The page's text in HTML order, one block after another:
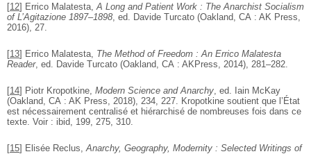
[12] Errico Malatesta,A Long and Patient Work : The Anarchist Socialism
of L’Agitazione 1897–1898, ed. Davide Turcato (Oakland, CA : AK Press,
2016), 27.
[13] Errico Malatesta, The Method of Freedom : An Errico Malatesta
Reader, ed. Davide Turcato (Oakland, CA : AKPress, 2014), 281–282.
[14] Piotr Kropotkine, Modern Science and Anarchy, ed. Iain McKay
(Oakland, CA : AK Press, 2018), 234, 227. Kropotkine soutient que l’État
est nécessairement centralisé et hiérarchisé de nombreuses fois dans ce
texte. Voir : ibid, 199, 275, 310.
[15] Elisée Reclus,Anarchy, Geography, Modernity : Selected Writings of